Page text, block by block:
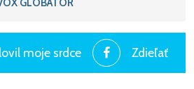
GLOBATOR
moje srdce Zdieľať